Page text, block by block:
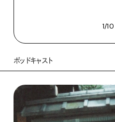
1/10
ポッドキャスト